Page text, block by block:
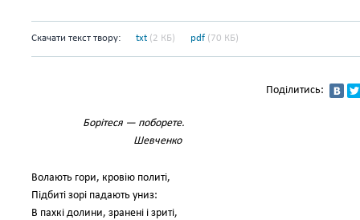
Скачати текст твору: txt (2 КБ) pdf (70 КБ)
Поділитись:
Борітеся — поборете.
Шевченко
Волають гори, кровію политі,
Підбиті зорі падають униз:
В пахкі долини, зранені і зриті,